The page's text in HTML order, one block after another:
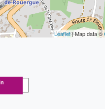
Leaflet| Map data ©